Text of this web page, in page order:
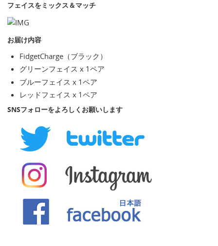
フェイスをミックス＆マッチ
お届け内容
FidgetCharge（ブラック）
グリーンフェイス x 1ペア
ブルーフェイス x 1ペア
レッドフェイス x 1ペア
SNSフォローをよろしくお願いします